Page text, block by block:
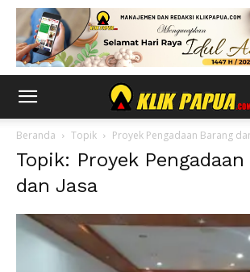
Beranda Topik Proyek Pengadaan Barang
Topik: Proyek
dan Jasa